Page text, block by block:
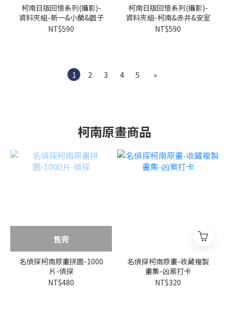
柯南日版回憶系列(攝影)-
資料夾組-新一&小蘭&園子
NT$590
柯南日版回憶系列(攝影)-
資料夾組-柯南&赤井&安室
NT$590
1 2 3 4 5 »
柯南原畫商品
售完
名偵探柯南原畫拼圖-1000
片-偵探
NT$480
名偵探柯南原畫-收藏複製
畫集-凶案打卡
NT$320